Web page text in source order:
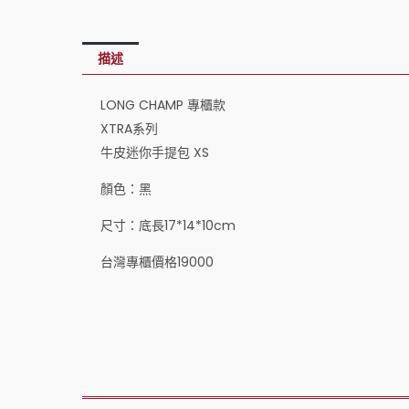
描述
LONG CHAMP 專櫃款
XTRA系列
牛皮迷你手提包 XS
顏色：黑
尺寸：底長17*14*10cm
台灣專櫃價格19000